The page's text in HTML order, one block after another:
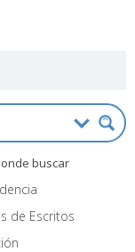
buscar
de Escritos